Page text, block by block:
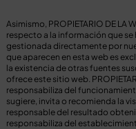
Asimismo, PROPIETARIO DE
respecto a la información que se
gestionada directamente por
que aparecen en esta web es
la existencia de otras fuentes
ofrece este sitio web.
responsabiliza del
sugiere, invita o recomienda la
responsable del resultado
responsabiliza del